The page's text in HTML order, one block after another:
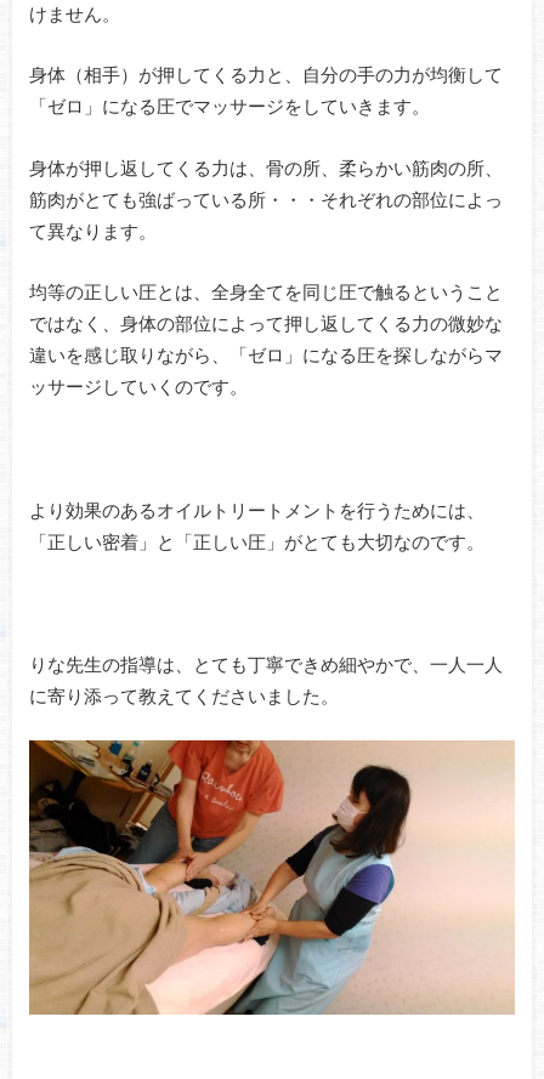
けません。
身体（相手）が押してくる力と、自分の手の力が均衡して
「ゼロ」になる圧でマッサージをしていきます。
身体が押し返してくる力は、骨の所、柔らかい筋肉の所、
筋肉がとても強ばっている所・・・それぞれの部位によっ
て異なります。
均等の正しい圧とは、全身全てを同じ圧で触るということ
ではなく、身体の部位によって押し返してくる力の微妙な
違いを感じ取りながら、「ゼロ」になる圧を探しながらマ
ッサージしていくのです。
より効果のあるオイルトリートメントを行うためには、
「正しい密着」と「正しい圧」がとても大切なのです。
りな先生の指導は、とても丁寧できめ細やかで、一人一人
に寄り添って教えてくださいました。